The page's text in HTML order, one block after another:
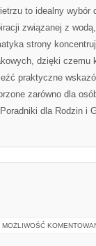
to idealny wybór
związanej z
strony
dzięki czemu
praktyczne
zarówno dla
dla Rodzin i
MOŻLIWOŚĆ